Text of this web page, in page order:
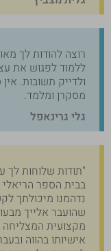
רוצה להודות לך
ללמוד לפגוש את
ולדייק תשובות.
מסקרן ומלמד.
גלי גרינאפל
"תודות שלוחות לך
בבית הספר
נדהמנו מיכולתך
שהועבר אלייך
מקצועית המצליחה
אישיותו בהווה